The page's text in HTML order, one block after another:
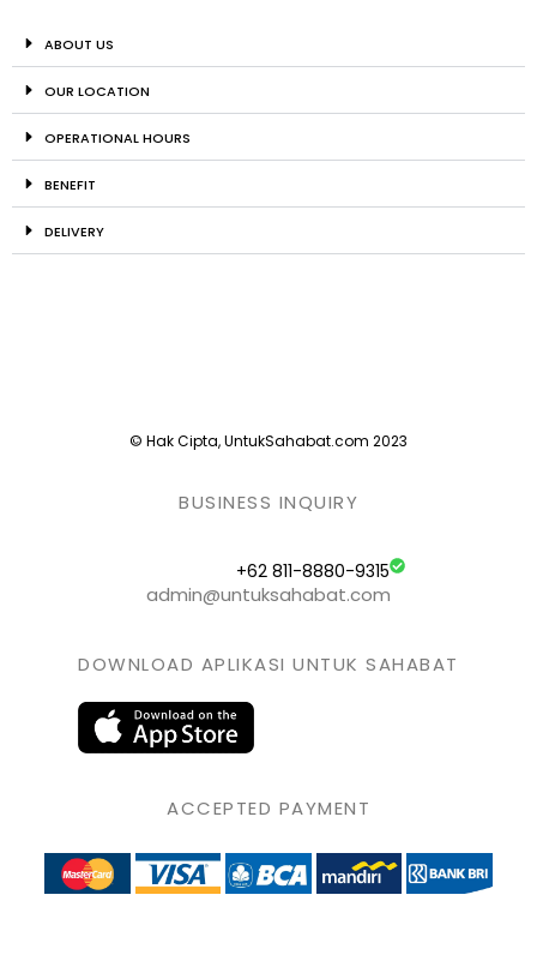
ABOUT US
OUR LOCATION
OPERATIONAL HOURS
BENEFIT
DELIVERY
© Hak Cipta, UntukSahabat.com 2023
BUSINESS INQUIRY
+62 811-8880-9315
admin@untuksahabat.com
DOWNLOAD APLIKASI UNTUK SAHABAT
ACCEPTED PAYMENT